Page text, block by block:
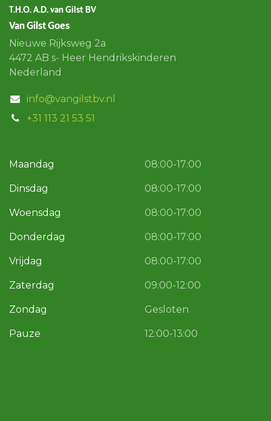
T.H.O. A.D. van Gilst BV
Van Gilst Goes
Nieuwe Rijksweg 2a
4472 AB s- Heer Hendrikskinderen
Nederland
info@vangilstbv.nl
+31 113 21 53 51
Maandag
Dinsdag
Woensdag
Donderdag
Vrijdag
Zaterdag
Zondag
Pauze
08:00-17:00
08:00-17:00
08:00-17:00
08:00-17:00
08:00-17:00
09:00-12:00
Gesloten
12:00-13:00